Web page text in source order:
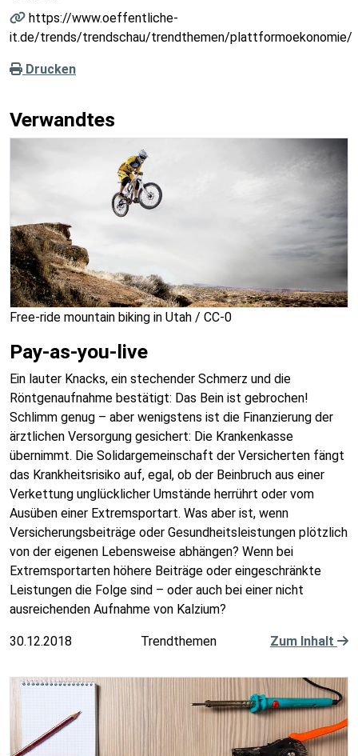
https://www.oeffentliche-
it.de/trends/trendschau/trendthemen/plattformoekonomie/
Drucken
Verwandtes
Free-ride mountain biking in Utah / CC-0
Pay-as-you-live
Ein lauter Knacks, ein stechender Schmerz und die
Röntgenaufnahme bestätigt: Das Bein ist gebrochen!
Schlimm genug – aber wenigstens ist die Finanzierung der
ärztlichen Versorgung gesichert: Die Krankenkasse
übernimmt. Die Solidargemeinschaft der Versicherten fängt
das Krankheitsrisiko auf, egal, ob der Beinbruch aus einer
Verkettung unglücklicher Umstände herrührt oder vom
Ausüben einer Extremsportart. Was aber ist, wenn
Versicherungsbeiträge oder Gesundheitsleistungen plötzlich
von der eigenen Lebensweise abhängen? Wenn bei
Extremsportarten höhere Beiträge oder eingeschränkte
Leistungen die Folge sind – oder auch bei einer nicht
ausreichenden Aufnahme von Kalzium?
30.12.2018 Trendthemen Zum Inhalt